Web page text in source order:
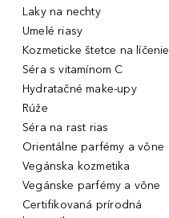
Laky na nechty
Umelé riasy
Kozmeticke štetce na líčenie
Séra s vitamínom C
Hydratačné make-upy
Rúže
Séra na rast rias
Orientálne parfémy a vône
Vegánska kozmetika
Vegánske parfémy a vône
Certifikovaná prírodná